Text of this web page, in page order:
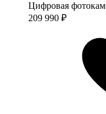
Цифровая
209 990 ₽